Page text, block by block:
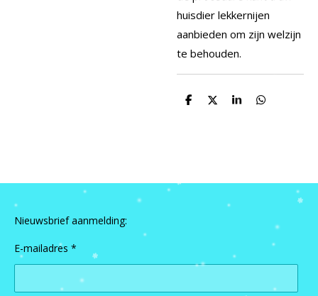
huisdier lekkernijen
aanbieden om zijn welzijn
te behouden.
D
D
S
D
Nieuwsbrief aanmelding:
E-mailadres *